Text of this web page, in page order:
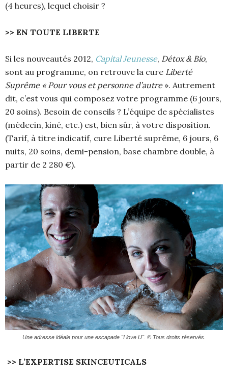
(4 heures), lequel choisir ?
>> EN TOUTE LIBERTE
Si les nouveautés 2012, Capital Jeunesse, Détox & Bio,
sont au programme, on retrouve la cure Liberté
Suprême « Pour vous et personne d’autre ». Autrement
dit, c’est vous qui composez votre programme (6 jours,
20 soins). Besoin de conseils ? L’équipe de spécialistes
(médecin, kiné, etc.) est, bien sûr, à votre disposition.
(Tarif, à titre indicatif, cure Liberté suprême, 6 jours, 6
nuits, 20 soins, demi-pension, base chambre double, à
partir de 2 280 €).
Une adresse idéale pour une escapade "I love U". © Tous droits réservés.
>> L’EXPERTISE SKINCEUTICALS